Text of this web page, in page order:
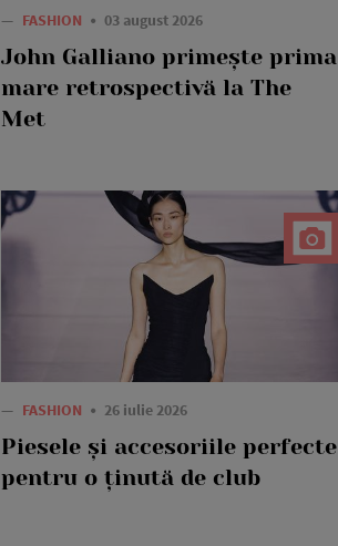
— FASHION 03 august 2026
John Galliano primește prima
mare retrospectivă la The
Met
— FASHION 26 iulie 2026
Piesele și accesoriile perfecte
pentru o ținută de club